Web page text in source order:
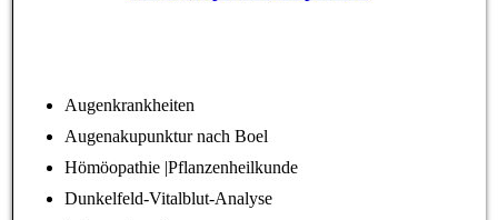
Augenkrankheiten
Augenakupunktur nach Boel
Hömöopathie |Pflanzenheilkunde
Dunkelfeld-Vitalblut-Analyse